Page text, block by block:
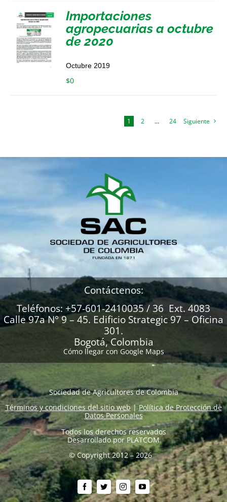
Importaciones
agropecuarias a octubre
de 2020
Octubre 2019
$0
1 2 … 24 Siguiente
Contáctenos:
Teléfonos: +57-601-2410035 / 36 Ext. 4083
Calle 97a N° 9 – 45. Edificio Strategic 97 – Oficina
301.
Bogotá, Colombia
Cómo llegar con Google Maps
Sociedad de Agricultores de Colombia
Términos y condiciones del sitio web|Política de Protección de
Datos Personales
Todos los derechos reservados
Desarrollado por PLATCOM
© Copyright 2012 – 2026